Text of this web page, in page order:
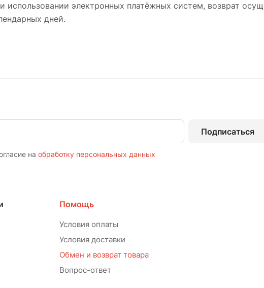
использовании электронных платёжных систем, возврат
дней.
Подписаться
на обработку персональных данных
Помощь
Условия оплаты
Условия доставки
Обмен и возврат товара
Вопрос-ответ